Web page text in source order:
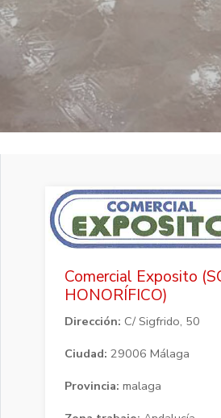
Comercial Exposito
HONORÍFICO)
Dirección: C/ Sigfrido, 50
Ciudad: 29006 Málaga
Provincia: malaga